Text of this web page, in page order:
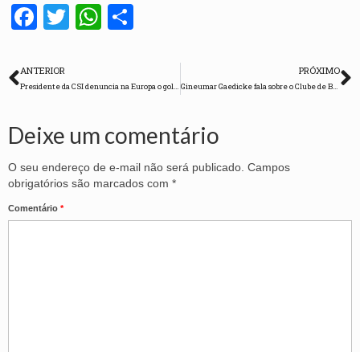
Facebook
TwitterWhatsApp
ANTERIOR PRÓXIMO
Gineumar Gaedicke fala sobre o Clube de Benefícios do Sindicato em entrevista a Rádio 97.7 FM
Deixe um comentário
O seu endereço de e-mail não será publicado. Campos
obrigatórios são marcados com *
Comentário *